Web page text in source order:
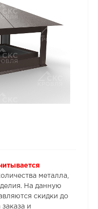
металла,
На данную
скидки до
и